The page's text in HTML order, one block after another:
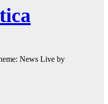
News Live by